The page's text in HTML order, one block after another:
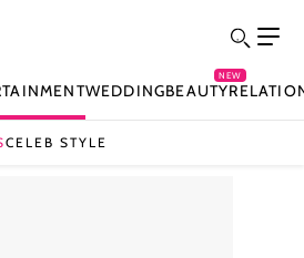
WEDDINGBEAUTY
NEW
CELEB STYLE